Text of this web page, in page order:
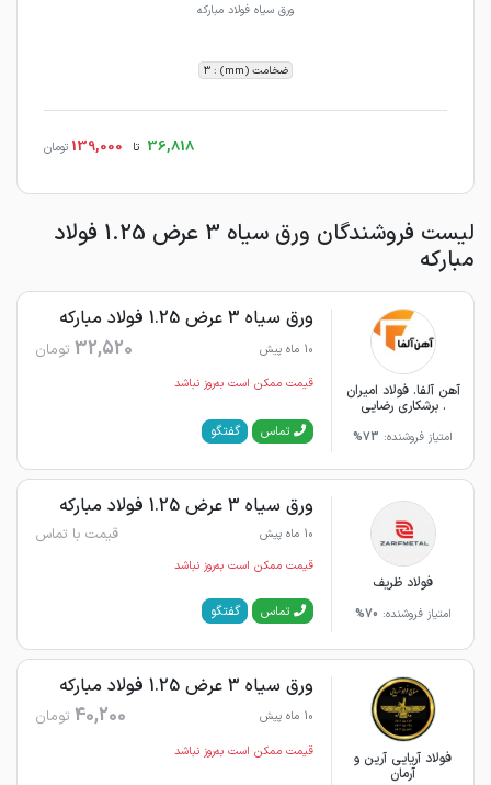
ورق سیاه فولاد مبارکه
ضخامت (mm) : 3
36,818 تا 139,000 تومان
لیست فروشندگان ورق سیاه 3 عرض 1.25 فولاد
مبارکه
آهن آلفا. فولاد امیران
. برشکاری رضایی
امتیاز فروشنده: 73%
ورق سیاه 3 عرض 1.25 فولاد مبارکه
10 ماه پیش 32,520 تومان
قیمت ممکن است به‌روز نباشد
تماس گفتگو
فولاد ظریف
امتیاز فروشنده: 70%
ورق سیاه 3 عرض 1.25 فولاد مبارکه
10 ماه پیش قیمت با تماس
قیمت ممکن است به‌روز نباشد
تماس گفتگو
فولاد آریایی آرین و
آرمان
ورق سیاه 3 عرض 1.25 فولاد مبارکه
10 ماه پیش 40,200 تومان
قیمت ممکن است به‌روز نباشد